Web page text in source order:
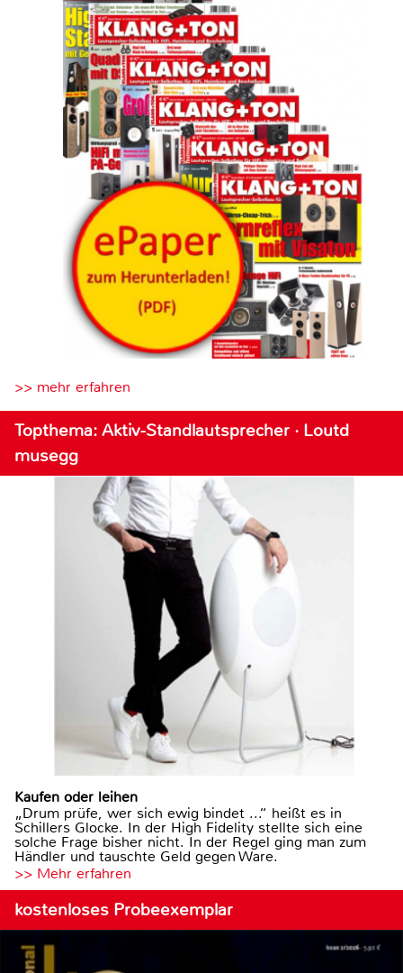
>> mehr erfahren
Topthema: Aktiv-Standlautsprecher · Loutd
musegg
Kaufen oder leihen
„Drum prüfe, wer sich ewig bindet ...“ heißt es in
Schillers Glocke. In der High Fidelity stellte sich eine
solche Frage bisher nicht. In der Regel ging man zum
Händler und tauschte Geld gegen Ware.
>> Mehr erfahren
kostenloses Probeexemplar